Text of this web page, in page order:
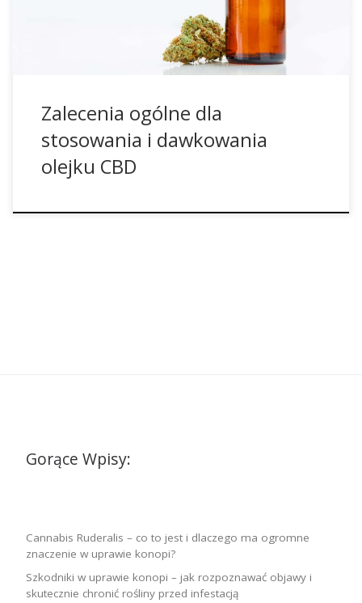
harmonizacja funkcji organizmu: 3 krople rano lub
wieczorem (2% CBD) Problemy […]
Zalecenia ogólne dla
stosowania i dawkowania
olejku CBD
Gorące Wpisy:
Cannabis Ruderalis – co to jest i dlaczego ma ogromne
znaczenie w uprawie konopi?
Szkodniki w uprawie konopi – jak rozpoznawać objawy i
skutecznie chronić rośliny przed infestacją